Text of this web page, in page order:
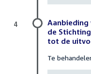
Aanbieding
de
tot de
Te
4